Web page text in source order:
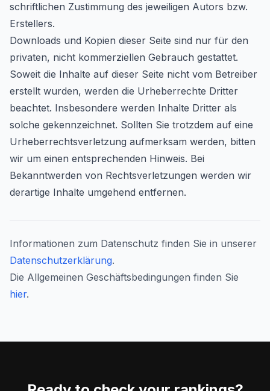
schriftlichen Zustimmung des jeweiligen Autors bzw.
Erstellers.
Downloads und Kopien dieser Seite sind nur für den
privaten, nicht kommerziellen Gebrauch gestattet.
Soweit die Inhalte auf dieser Seite nicht vom Betreiber
erstellt wurden, werden die Urheberrechte Dritter
beachtet. Insbesondere werden Inhalte Dritter als
solche gekennzeichnet. Sollten Sie trotzdem auf eine
Urheberrechtsverletzung aufmerksam werden, bitten
wir um einen entsprechenden Hinweis. Bei
Bekanntwerden von Rechtsverletzungen werden wir
derartige Inhalte umgehend entfernen.
Informationen zum Datenschutz finden Sie in unserer
Datenschutzerklärung.
Die Allgemeinen Geschäftsbedingungen finden Sie
hier.